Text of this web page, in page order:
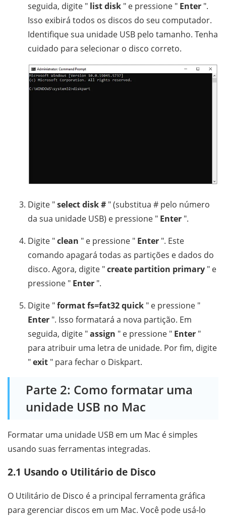
seguida, digite " list disk " e pressione " Enter ".
Isso exibirá todos os discos do seu computador.
Identifique sua unidade USB pelo tamanho. Tenha
cuidado para selecionar o disco correto.
Digite "select disk # " (substitua # pelo número
da sua unidade USB) e pressione " Enter ".
Digite "clean " e pressione " Enter ". Este
comando apagará todas as partições e dados do
disco. Agora, digite "create partition primary " e
pressione " Enter ".
Digite "format fs=fat32 quick " e pressione "
Enter ". Isso formatará a nova partição. Em
seguida, digite "assign " e pressione " Enter "
para atribuir uma letra de unidade. Por fim, digite
"exit " para fechar o Diskpart.
Parte 2: Como formatar uma
unidade USB no Mac
Formatar uma unidade USB em um Mac é simples
usando suas ferramentas integradas.
2.1 Usando o Utilitário de Disco
O Utilitário de Disco é a principal ferramenta gráfica
para gerenciar discos em um Mac. Você pode usá-lo